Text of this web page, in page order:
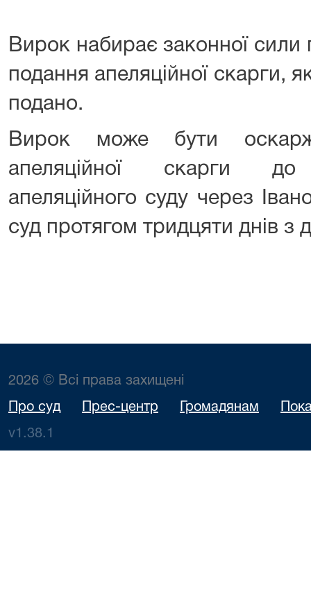
Вирок набирає законної сили
подання апеляційної скарги,
подано.
Вирок може бути
апеляційної скарги до
апеляційного суду через
суд протягом тридцяти днів з
2026 © Всі права захищені
Про суд Прес-центр Громадянам
v1.38.1